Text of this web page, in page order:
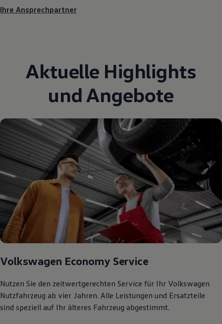
Marke
Kunden
Gesellschaft
Events
Rückblick VW Bus Festival 2023
Bulli Magazin
Fahrzeugabholung ab Werk
Ihre Ansprechpartner
Aktuelle Highlights
und Angebote
Volkswagen Economy Service
Nutzen Sie den zeitwertgerechten Service für Ihr Volkswagen
Nutzfahrzeug ab vier Jahren. Alle Leistungen und Ersatzteile
sind speziell auf Ihr älteres Fahrzeug abgestimmt.